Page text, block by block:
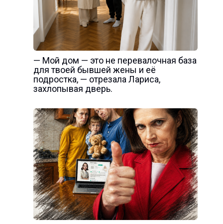
— Мой дом — это не перевалочная база
для твоей бывшей жены и её
подростка, — отрезала Лариса,
захлопывая дверь.